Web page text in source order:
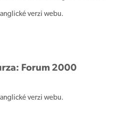
verzi webu.
Forum 2000
verzi webu.